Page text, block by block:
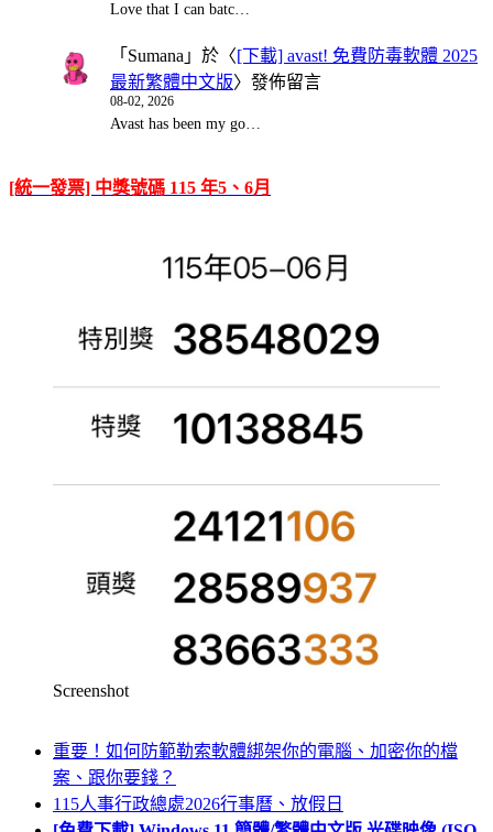
Love that I can batc…
「 Sumana 」於〈[下載] avast! 免費防毒軟體 2025
最新繁體中文版〉發佈留言
08-02, 2026
Avast has been my go…
[統一發票] 中獎號碼 115 年5、6月
Screenshot
重要！如何防範勒索軟體綁架你的電腦、加密你的檔
案、跟你要錢？
115人事行政總處2026行事曆、放假日